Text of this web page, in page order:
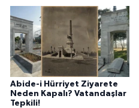
Abide-i Hürriyet Ziyarete
Neden Kapalı? Vatandaşlar
Tepkili!